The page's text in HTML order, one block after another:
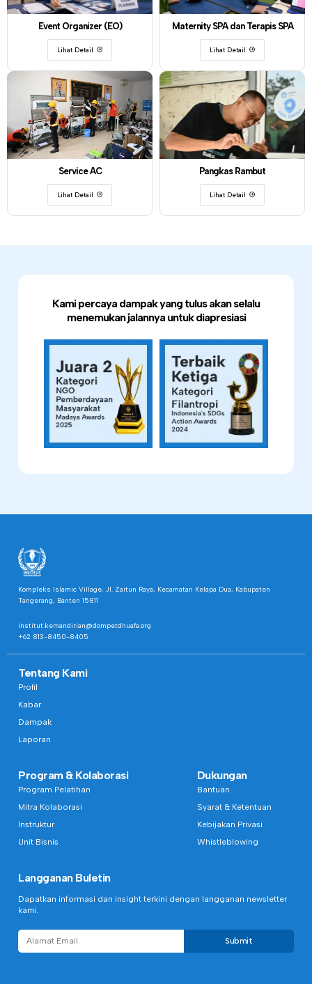
Event Organizer (EO)
Lihat Detail
Maternity SPA dan Terapis SPA
Lihat Detail
Service AC
Lihat Detail
Pangkas Rambut
Lihat Detail
Kami percaya dampak yang tulus akan selalu
menemukan jalannya untuk diapresiasi
Kompleks Islamic Village, Jl. Zaitun Raya, Kecamatan Kelapa Dua, Kabupaten
Tangerang, Banten 15811
institut.kemandirian@dompetdhuafa.org
+62 813-8450-8405
Tentang Kami
Profil
Kabar
Dampak
Laporan
Program & Kolaborasi
Program Pelatihan
Mitra Kolaborasi
Instruktur
Unit Bisnis
Dukungan
Bantuan
Syarat & Ketentuan
Kebijakan Privasi
Whistleblowing
Langganan Buletin
Dapatkan informasi dan insight terkini dengan langganan newsletter
kami.
Submit